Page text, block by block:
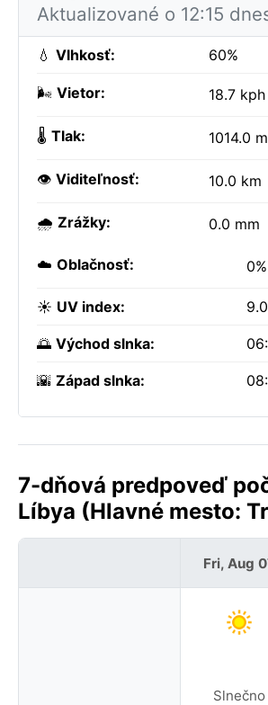
Aktualizované o 12:15
💧 Vlhkosť: 60%
🌬️ Vietor: 18.7 kph
🌡️ Tlak: 1014.0
👁️ Viditeľnosť: 10.0 km
🌧️ Zrážky: 0.0 mm
☁️ Oblačnosť: 0%
☀️ UV index: 9.0
🌅 Východ slnka:
🌇 Západ slnka:
7-dňová predpoveď
Líbya (Hlavné mesto:
Fri, Aug
Slnečno